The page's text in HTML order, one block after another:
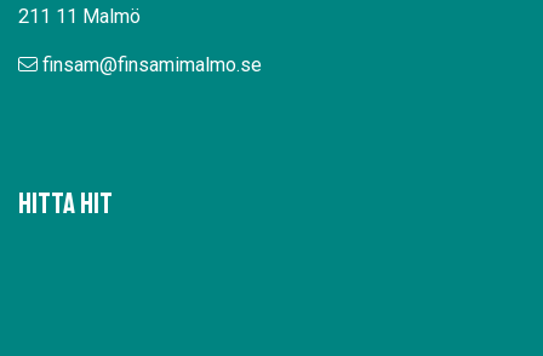
211 11 Malmö
finsam@finsamimalmo.se
Hitta hit